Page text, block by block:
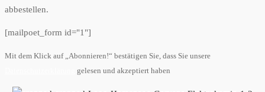
abbestellen.
[mailpoet_form id="1"]
Mit dem Klick auf „Abonnieren!“ bestätigen Sie, dass Sie unsere
gelesen und akzeptiert haben